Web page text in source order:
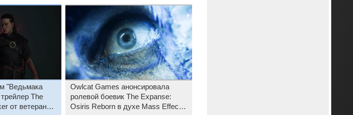
"Ведьмака
The
от ветеранов
Owlcat Games анонсировала
ролевой боевик The Expanse:
Osiris Reborn в духе Mass Effect